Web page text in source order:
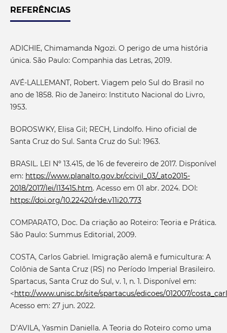
REFERÊNCIAS
ADICHIE, Chimamanda Ngozi. O perigo de uma história
única. São Paulo: Companhia das Letras, 2019.
AVÉ-LALLEMANT, Robert. Viagem pelo Sul do Brasil no
ano de 1858. Rio de Janeiro: Instituto Nacional do Livro,
1953.
BOROSWKY, Elisa Gil; RECH, Lindolfo. Hino oficial de
Santa Cruz do Sul. Santa Cruz do Sul: 1963.
BRASIL. LEI Nº 13.415, de 16 de fevereiro de 2017. Disponível
em: https://www.planalto.gov.br/ccivil_03/_ato2015-
2018/2017/lei/l13415.htm. Acesso em 01 abr. 2024. DOI:
https://doi.org/10.22420/rde.v11i20.773
COMPARATO, Doc. Da criação ao Roteiro: Teoria e Prática.
São Paulo: Summus Editorial, 2009.
COSTA, Carlos Gabriel. Imigração alemã e fumicultura: A
Colônia de Santa Cruz (RS) no Período Imperial Brasileiro.
Spartacus, Santa Cruz do Sul, v. 1, n. 1. Disponível em:
<http://www.unisc.br/site/spartacus/edicoes/012007/
Acesso em: 27 jun. 2022.
D’AVILA, Yasmin Daniella. A Teoria do Roteiro como uma